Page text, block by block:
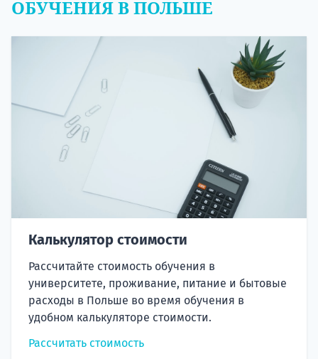
ОБУЧЕНИЯ В ПОЛЬШЕ
Калькулятор стоимости
Рассчитайте стоимость обучения в
университете, проживание, питание и бытовые
расходы в Польше во время обучения в
удобном калькуляторе стоимости.
Рассчитать стоимость